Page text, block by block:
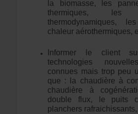
la biomasse, les
thermiques, les
thermodynamiques,
chaleur aérothermiques,
Informer le client
technologies
connues mais trop peu
que : la chaudière à
chaudière à
double flux, le puits
planchers rafraichissants,